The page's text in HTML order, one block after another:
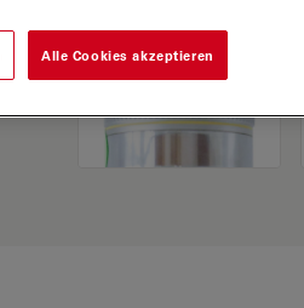
Alle Cookies akzeptieren